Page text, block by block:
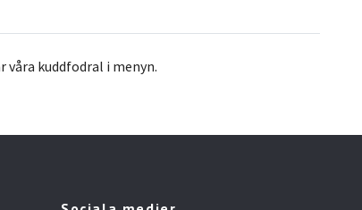
våra kuddfodral i menyn.